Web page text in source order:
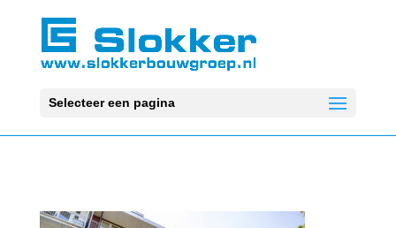
Selecteer een pagina